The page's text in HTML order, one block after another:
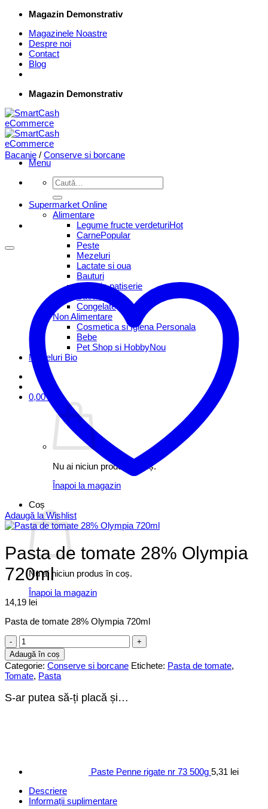
Skip
content
Magazin Demonstrativ
Magazinele Noastre
Despre noi
Contact
Blog
Magazin Demonstrativ
Menu
Caută
după:
Supermarket Online
Alimentare
Legume fructe verdeturi
Carne
Peste
Mezeluri
Lactate si oua
Bauturi
Brutarie patiserie
Bacanie
Congelate
Non Alimentare
Cosmetica si Igiena Personala
Bebe
Pet Shop si Hobby
Mezeluri Bio
0,00
Nu ai niciun produs în coș.
Înapoi la magazin
Coș
Nu ai niciun produs în coș.
Înapoi la magazin
Bacanie / Conserve si borcane
Adaugă la Wishlist
Pasta de tomate 28% Olympia
720ml
14,19 lei
Pasta de tomate 28% Olympia 720ml
Cantitate
Pasta
de
tomate
28%
720ml
Adaugă în coș
Categorie: Conserve si borcane Etichete: Pasta de tomate,
Tomate, Pasta
S-ar putea să-ți placă și…
Paste Penne rigate nr 73 500g 5,31 lei
Descriere
Informații suplimentare